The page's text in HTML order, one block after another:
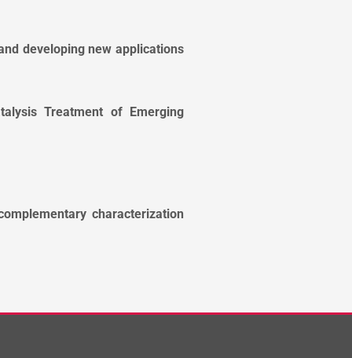
developing new applications
Treatment of Emerging
characterization